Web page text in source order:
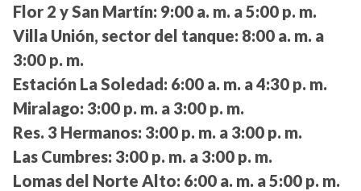
Flor 2 y San Martín: 9:00 a. m. a 5:00 p. m.
Villa Unión, sector del tanque: 8:00 a. m. a
3:00 p. m.
Estación La Soledad: 6:00 a. m. a 4:30 p. m.
Miralago: 3:00 p. m. a 3:00 p. m.
Res. 3 Hermanos: 3:00 p. m. a 3:00 p. m.
Las Cumbres: 3:00 p. m. a 3:00 p. m.
Lomas del Norte Alto: 6:00 a. m. a 5:00 p. m.